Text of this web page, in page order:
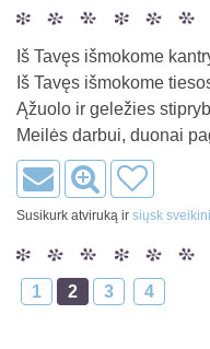
Iš Tavęs išmokome
Iš Tavęs išmokome
Ąžuolo ir geležies
Meilės darbui, duonai
Susikurk atviruką ir siųsk
1 2 3 4